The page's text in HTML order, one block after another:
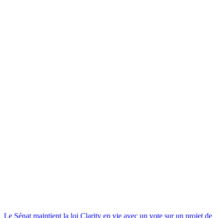
Le Sénat maintient la loi Clarity en vie avec un vote sur un projet de